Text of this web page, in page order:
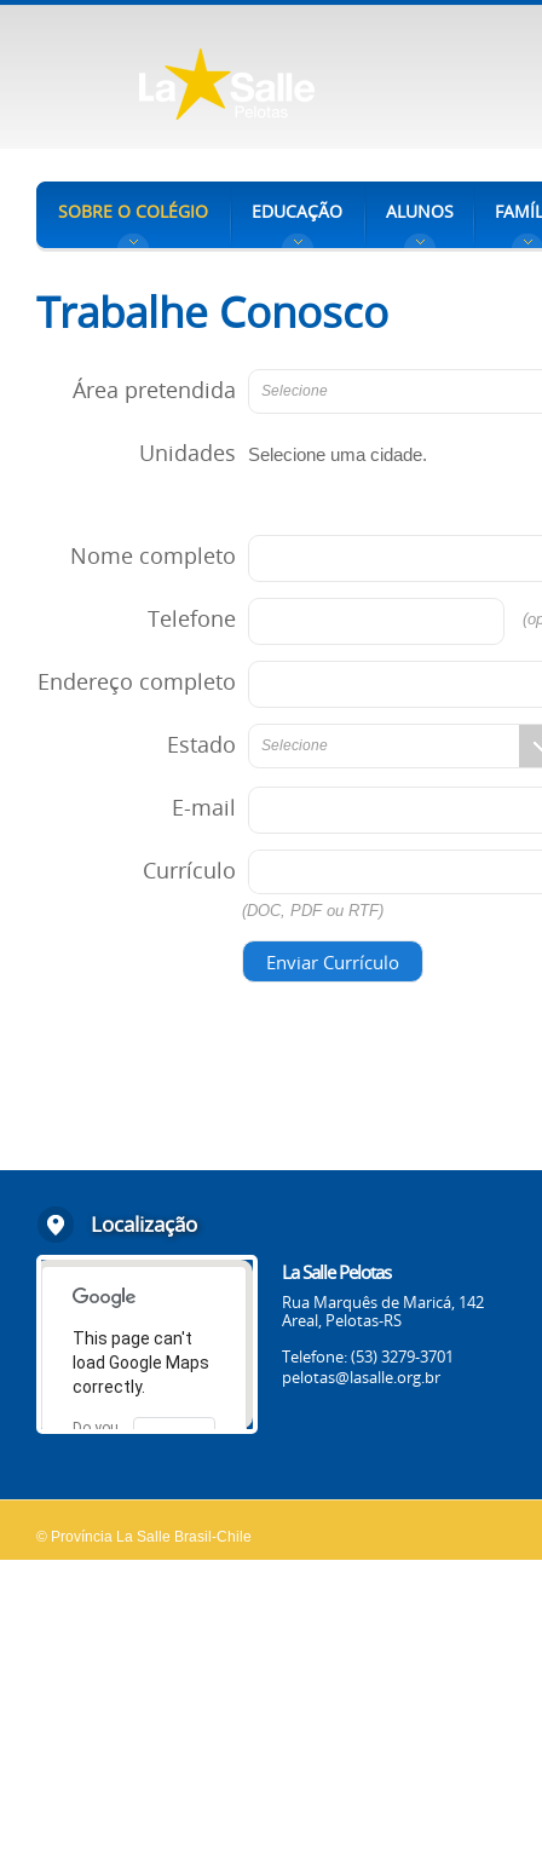
SOBRE O COLÉGIO EDUCAÇÃO ALUNOS
Trabalhe Conosco
Área pretendida Selecione
Unidades Selecione uma cidade.
Nome completo
Telefone
Endereço completo
Estado Selecione
E-mail
Currículo
(DOC, PDF ou RTF)
Localização
This page can't
load Google Maps
correctly.
Do you
OK
La Salle Pelotas
Rua Marquês de Maricá, 142
Areal, Pelotas-RS
Telefone: (53) 3279-3701
pelotas@lasalle.org.br
© Província La Salle Brasil-Chile